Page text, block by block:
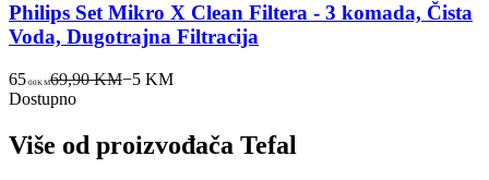
Philips Set Mikro X Clean Filtera - 3 komada, Čista
Voda, Dugotrajna Filtracija
65 00KM69,90 KM−5KM
Dostupno
Više od proizvođača Tefal